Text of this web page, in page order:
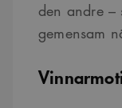
den andre –
gemensam